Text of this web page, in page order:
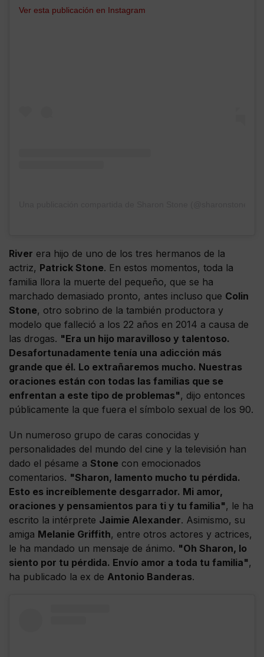
Ver esta publicación en Instagram
River era hijo de uno de los tres hermanos de la
actriz, Patrick Stone. En estos momentos, toda la
familia llora la muerte del pequeño, que se ha
marchado demasiado pronto, antes incluso que Colin
Stone, otro sobrino de la también productora y
modelo que falleció a los 22 años en 2014 a causa de
las drogas. "Era un hijo maravilloso y talentoso.
Desafortunadamente tenía una adicción más
grande que él. Lo extrañaremos mucho. Nuestras
oraciones están con todas las familias que se
enfrentan a este tipo de problemas", dijo entonces
públicamente la que fuera el símbolo sexual de los 90.
Un numeroso grupo de caras conocidas y
personalidades del mundo del cine y la televisión han
dado el pésame a Stone con emocionados
comentarios. "Sharon, lamento mucho tu pérdida.
Esto es increíblemente desgarrador. Mi amor,
oraciones y pensamientos para ti y tu familia", le ha
escrito la intérprete Jaimie Alexander. Asimismo, su
amiga Melanie Griffith, entre otros actores y actrices,
le ha mandado un mensaje de ánimo. "Oh Sharon, lo
siento por tu pérdida. Envío amor a toda tu familia",
ha publicado la ex de Antonio Banderas.